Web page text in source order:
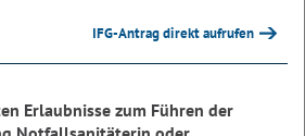
IFG-Antrag direkt aufrufen
Erlaubnisse zum Führen der